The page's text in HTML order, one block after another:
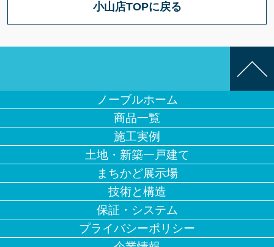
小山店TOPに戻る
ノーブルホーム
商品一覧
施工実例
土地・新築一戸建て
まちかど展示場
技術と構造
保証・システム
プライバシーポリシー